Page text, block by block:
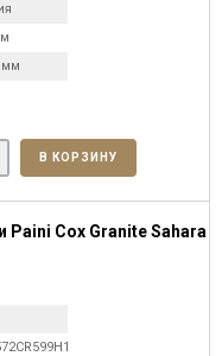
мм
В КОРЗИНУ
Paini Cox Granite Sahara